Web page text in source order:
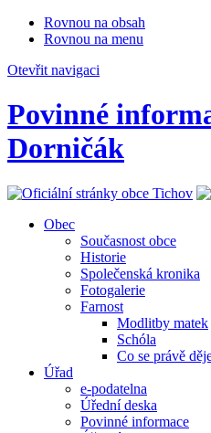
Rovnou na obsah
Rovnou na menu
Otevřit navigaci
Povinné
Dorničák
Obec
Současnost obce
Historie
Společenská kronika
Fotogalerie
Farnost
Modlitby matek
Schóla
Co se právě
Úřad
e-podatelna
Úřední deska
Povinné informace